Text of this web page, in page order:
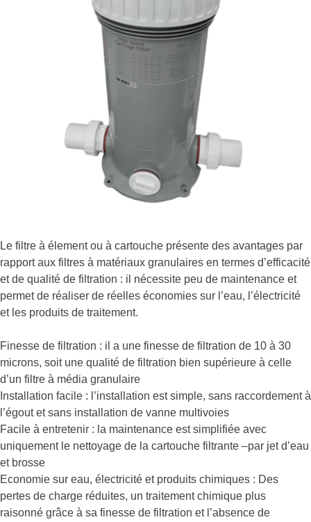
Le filtre à élement ou à cartouche présente des avantages par
rapport aux filtres à matériaux granulaires en termes d’efficacité
et de qualité de filtration : il nécessite peu de maintenance et
permet de réaliser de réelles économies sur l’eau, l’électricité
et les produits de traitement.
Finesse de filtration : il a une finesse de filtration de 10 à 30
microns, soit une qualité de filtration bien supérieure à celle
d’un filtre à média granulaire
Installation facile : l’installation est simple, sans raccordement à
l’égout et sans installation de vanne multivoies
Facile à entretenir : la maintenance est simplifiée avec
uniquement le nettoyage de la cartouche filtrante –par jet d’eau
et brosse
Economie sur eau, électricité et produits chimiques : Des
pertes de charge réduites, un traitement chimique plus
raisonné grâce à sa finesse de filtration et l’absence de